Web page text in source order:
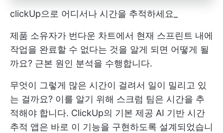
clickUp으로 어디서나 시간을 추적하세요_
제품 소유자가 번다운 차트에서 현재 스프린트 내에
작업을 완료할 수 없다는 것을 알게 되면 어떻게 될
까요? 근본 원인 분석을 수행합니다.
무엇이 그렇게 많은 시간이 걸려서 일이 밀리고 있
는 걸까요? 이를 알기 위해 스크럼 팀은 시간을 추
적해야 합니다. ClickUp의 기본 제공 AI 기반 시간
추적 앱은 바로 이 기능을 구현하도록 설계되었습니